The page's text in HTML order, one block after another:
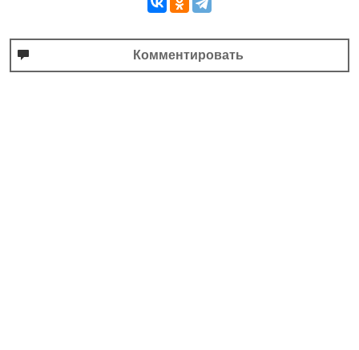
Комментировать